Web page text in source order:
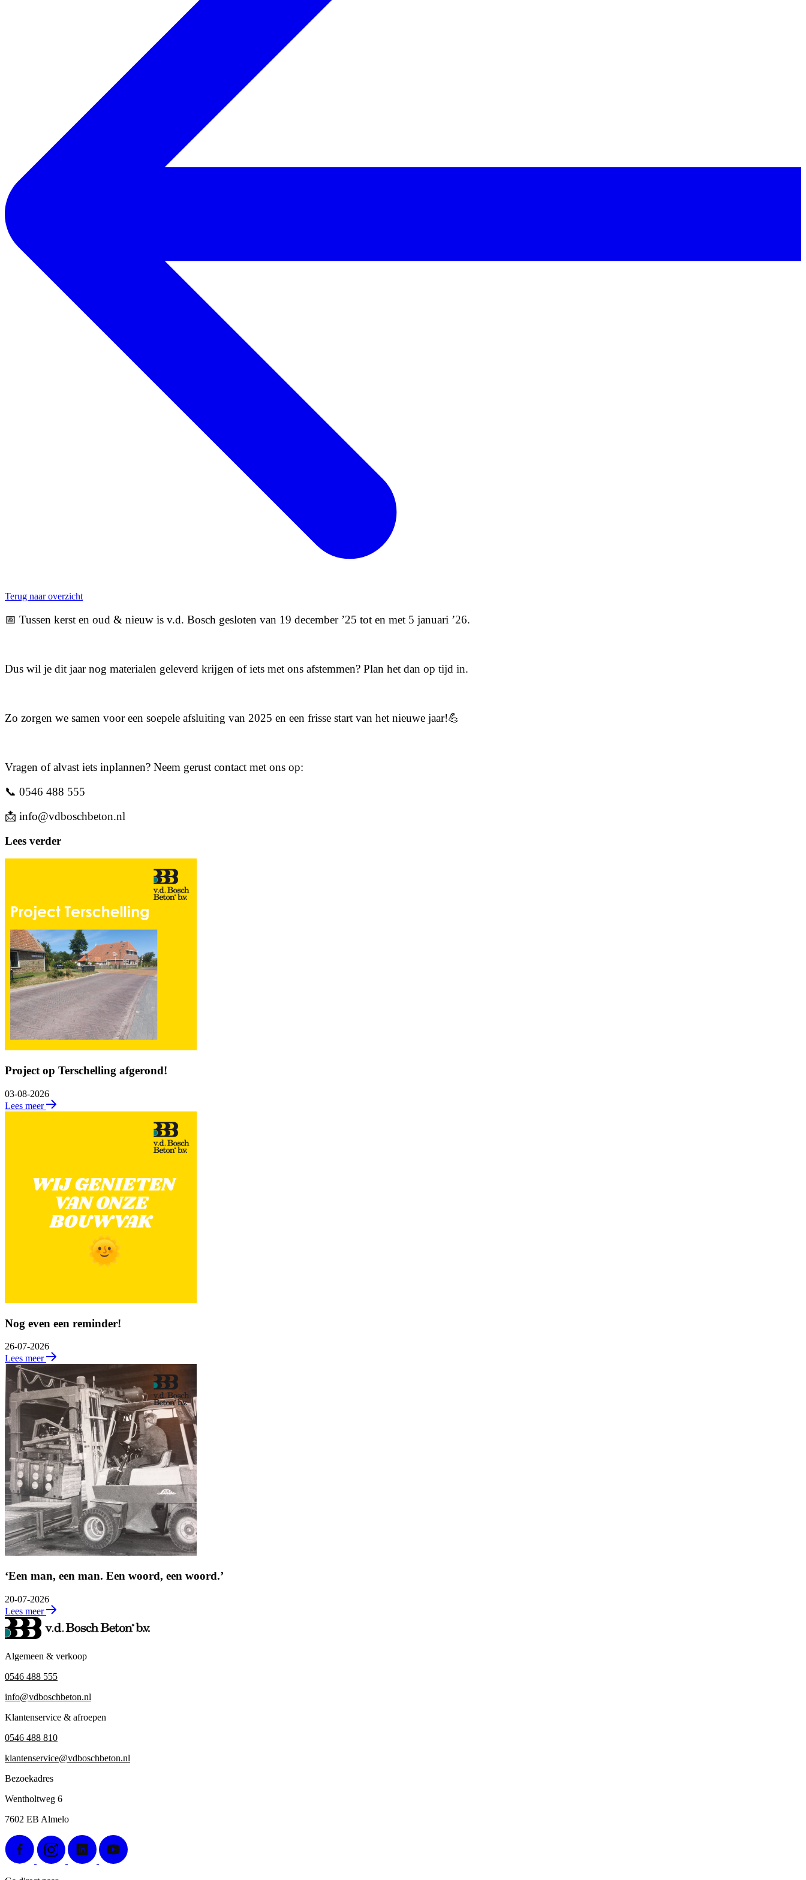
Terug naar overzicht
📅 Tussen kerst en oud & nieuw is v.d. Bosch gesloten van 19 december ’25 tot en met 5 januari ’26.
Dus wil je dit jaar nog materialen geleverd krijgen of iets met ons afstemmen? Plan het dan op tijd in.
Zo zorgen we samen voor een soepele afsluiting van 2025 en een frisse start van het nieuwe jaar!💪
Vragen of alvast iets inplannen? Neem gerust contact met ons op:
📞 0546 488 555
📩 info@vdboschbeton.nl
Lees verder
Project op Terschelling afgerond!
03-08-2026
Lees meer
Nog even een reminder!
26-07-2026
Lees meer
‘Een man, een man. Een woord, een woord.’
20-07-2026
Lees meer
Algemeen & verkoop
0546 488 555
info@vdboschbeton.nl
Klantenservice & afroepen
0546 488 810
klantenservice@vdboschbeton.nl
Bezoekadres
Wentholtweg 6
7602 EB Almelo